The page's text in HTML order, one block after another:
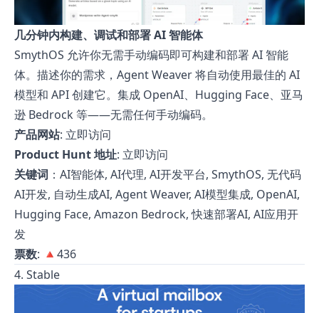
几分钟内构建、调试和部署 AI 智能体
SmythOS 允许你无需手动编码即可构建和部署 AI 智能
体。描述你的需求，Agent Weaver 将自动使用最佳的 AI
模型和 API 创建它。集成 OpenAI、Hugging Face、亚马
逊 Bedrock 等——无需任何手动编码。
产品网站: 立即访问
Product Hunt 地址: 立即访问
关键词 ：AI智能体, AI代理, AI开发平台, SmythOS, 无代码
AI开发, 自动生成AI, Agent Weaver, AI模型集成, OpenAI,
Hugging Face, Amazon Bedrock, 快速部署AI, AI应用开
发
票数: 🔺436
4. Stable